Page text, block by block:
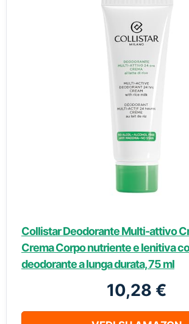
Collistar Deodorante Multi-attivo
Crema Corpo nutriente e lenitiva
deodorante a lunga durata, 75 ml
10,28 €